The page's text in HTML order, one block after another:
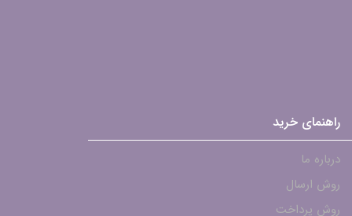
راهنمای خرید
درباره ما
روش ارسال
روش پرداخت